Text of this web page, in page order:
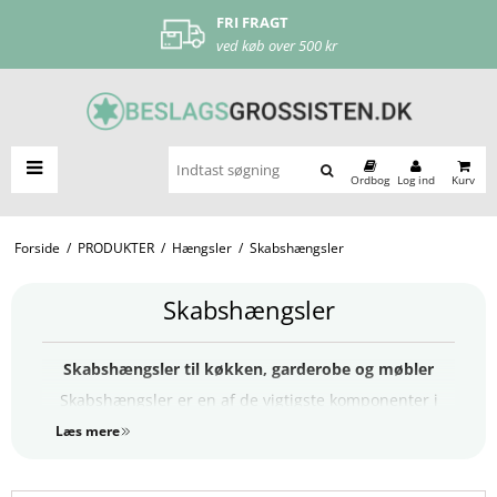
FRI FRAGT
ved køb over 500 kr
Ordbog Log ind Kurv
Forside / PRODUKTER / Hængsler / Skabshængsler
Skabshængsler
Skabshængsler til køkken, garderobe og møbler
Skabshængsler er en af de vigtigste komponenter i
ethvert skab. De har stor betydning for både funktion,
Læs mere